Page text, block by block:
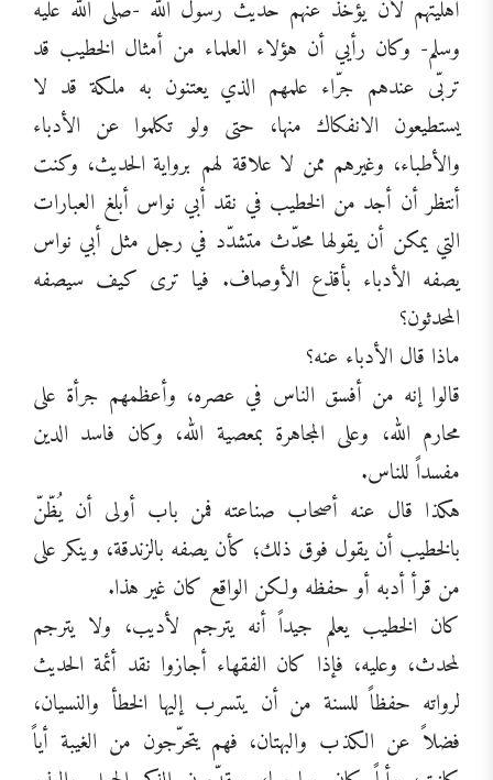
أهليّتهم لأنْ يُؤخذ عنهم حديث رسول الله -صلى الله عليه
وسلم- وكان رأيي أن هؤلاء العلماء من أمثال الخطيب قد
تربّى عندهم جرّاء علمهم الذي يعتنون به ملكة قد لا
يستطيعون الانفكاك منها، حتى ولو تكلموا عن الأدباء
والأطباء، وغيرهم ممن لا علاقة لهم برواية الحديث، وكنت
أنتظر أن أجد من الخطيب في نقد أبي نواس أبلغ العبارات
التي يمكن أن يقولها محدّث متشدّد في رجل مثل أبي نواس
يصفه الأدباء بأقذع الأوصاف. فيا ترى كيف سيصفه
المحدثون؟
ماذا قال الأدباء عنه؟
قالوا إنه من أفسق الناس في عصره، وأعظمهم جرأة على
محارم الله، وعلى المجاهرة بمعصية الله، وكان فاسد الدين
مفسداً للناس.
هكذا قال عنه أصحاب صناعته فمن باب أولى أن يُظّنّ
بالخطيب أن يقول فوق ذلك؛ كأن يصفه بالزندقة، وينكر على
من قرأ أدبه أو حفظه ولكن الواقع كان غير هذا.
كان الخطيب يعلم جيداً أنه يترجم لأديب، ولا يترجم
لمحدث، وعليه، فإذا كان الفقهاء أجازوا نقد أئمة الحديث
لرواته حفظاً للسنة من أن يتسرب إليها الخطأ والنسيان،
فضلاً عن الكذب والبهتان، فهم يتحرّجون من الغيبة أياً